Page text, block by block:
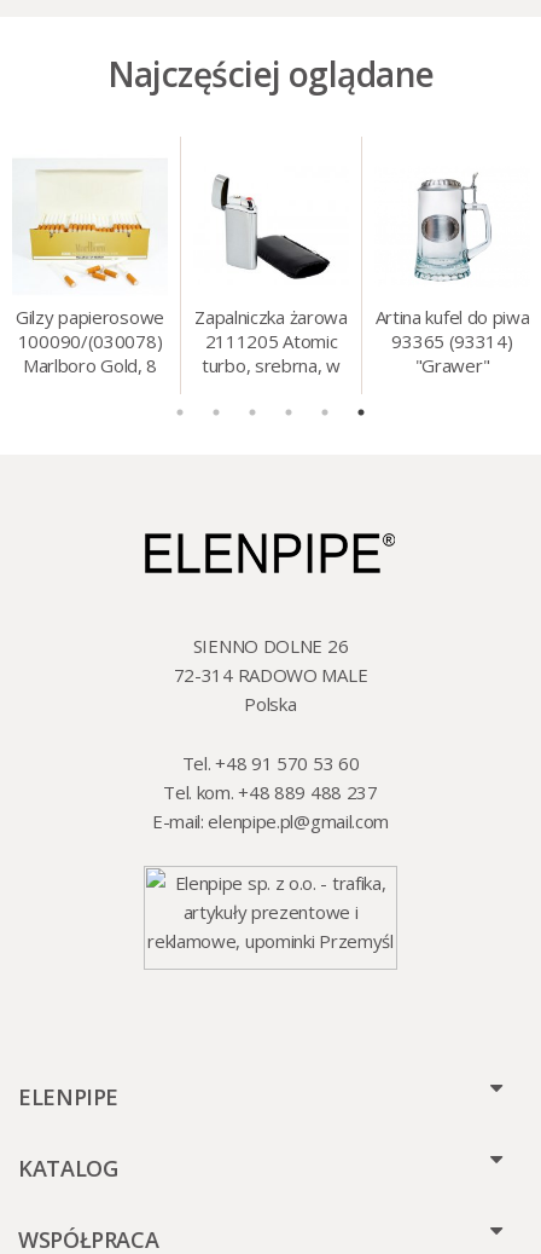
Najczęściej oglądane
Gilzy papierosowe
100090/(030078)
Marlboro Gold, 8
Zapalniczka żarowa
2111205 Atomic
turbo, srebrna, w
Artina kufel do piwa
93365 (93314)
"Grawer"
SIENNO DOLNE 26
72-314 RADOWO MALE
Polska
Tel. +48 91 570 53 60
Tel. kom. +48 889 488 237
E-mail:elenpipe.pl@gmail.com
ELENPIPE
KATALOG
WSPÓŁPRACA